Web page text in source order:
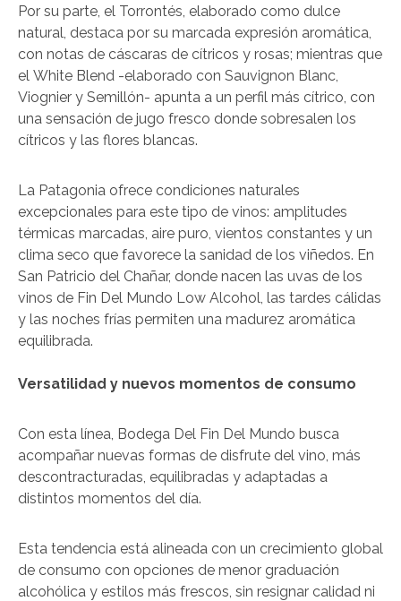
Por su parte, el Torrontés, elaborado como dulce
natural, destaca por su marcada expresión aromática,
con notas de cáscaras de cítricos y rosas; mientras que
el White Blend -elaborado con Sauvignon Blanc,
Viognier y Semillón- apunta a un perfil más cítrico, con
una sensación de jugo fresco donde sobresalen los
cítricos y las flores blancas.
La Patagonia ofrece condiciones naturales
excepcionales para este tipo de vinos: amplitudes
térmicas marcadas, aire puro, vientos constantes y un
clima seco que favorece la sanidad de los viñedos. En
San Patricio del Chañar, donde nacen las uvas de los
vinos de Fin Del Mundo Low Alcohol, las tardes cálidas
y las noches frías permiten una madurez aromática
equilibrada.
Versatilidad y nuevos momentos de consumo
Con esta línea, Bodega Del Fin Del Mundo busca
acompañar nuevas formas de disfrute del vino, más
descontracturadas, equilibradas y adaptadas a
distintos momentos del día.
Esta tendencia está alineada con un crecimiento global
de consumo con opciones de menor graduación
alcohólica y estilos más frescos, sin resignar calidad ni